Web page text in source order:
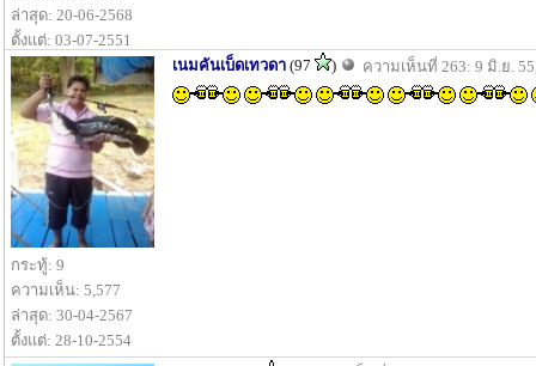
ล่าสุด: 20-06-2568
ตั้งแต่: 03-07-2551
กระทู้: 9
ความเห็น: 5,577
ล่าสุด: 30-04-2567
ตั้งแต่: 28-10-2554
เนมคันเบ็ดเทวดา (97 ) ความเห็นที่ 263: 9 มิ.ย.